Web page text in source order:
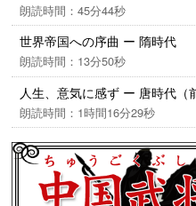
朗読時間：45分44秒
世界帝国への序曲 ー 隋時代
朗読時間：13分50秒
人生、意気に感ず ー 唐時代（
朗読時間：1時間16分29秒